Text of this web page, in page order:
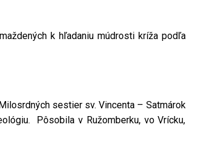
k hľadaniu múdrosti kríža podľa
sestier sv. Vincenta – Satmárok
Pôsobila v Ružomberku, vo Vrícku,